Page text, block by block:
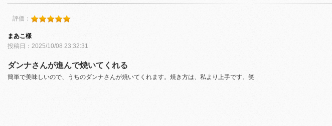
評価：
まあこ様
投稿日：2025/10/08 23:32:31
ダンナさんが進んで焼いてくれる
簡単で美味しいので、うちのダンナさんが焼いてくれます。焼き方は、私より上手です。笑